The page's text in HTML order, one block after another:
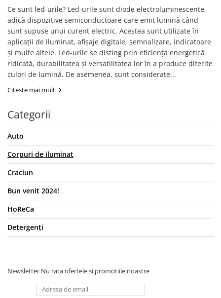
Sfoara si franghii
Suruburi, dibluri si accesorii
prindere
Mufe si conectori irigare
Panouri si elemente gard
Pavaje si borduri
Programatoare stropire
Sere si solarii
Termometre Meteo
Unelte gradinarit
Pentru toaleta si wc
Pentru toate suprafetele
Solutii pentru suprafetele din lemn
Solutii specializate
Solutii profesionale pentru
bucatarie
Solutii professionale pentru
Ce sunt led-urile? Led-urile sunt diode electroluminescente,
adică dispozitive semiconductoare care emit lumină când
sunt supuse unui curent electric. Acestea sunt utilizate în
aplicații de iluminat, afișaje digitale, semnalizare, indicatoare
și multe altele. Led-urile se disting prin eficiența energetică
ridicată, durabilitatea și versatilitatea lor în a produce diferite
culori de lumină. De asemenea, sunt considerate...
Citeste mai mult
Categorii
Auto
Corpuri de iluminat
Craciun
Bun venit 2024!
HoReCa
Detergenți
Newsletter Nu rata ofertele si promotiile noastre